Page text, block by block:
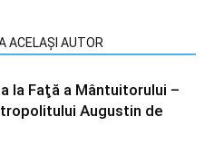
ACELAȘI AUTOR
la Faţă a Mântuitorului –
Augustin de